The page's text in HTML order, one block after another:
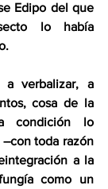
Edipo del que
lo había
a verbalizar, a
cosa de la
condición lo
–con toda razón
a la
como un